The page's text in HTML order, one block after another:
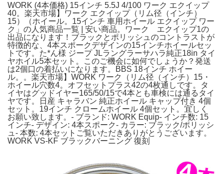
WORK (4本価格) 15インチ 5.5J 4/100 ワーク エクイップ
40。楽天市場】ワーク エクイップ（リム径（インチ）
15）（ホイール。15インチ 車用ホイール エクイップ ワー
ク」の人気商品一覧 | 安い商品。ワーク エクイップ1の
出品になります！ブラックとポリッシュのコントラストが
特徴的な、4本スポークデザインの15インチホイールセッ
トです。た*ん様 ジープ JLラングラーサハラ純正18in タイ
ヤホイル5本セット。このご機会に如何でしょうか？発送
は2個口の着払いになります。BBS 18インチ ホイー
ル。。楽天市場】WORK ワーク（リム径（インチ）15・
ホイール穴数4。オフセットプラス42の4枚通しです。タ
イヤはグッドイヤー165/50/15で4本とも車検には通るタイ
ヤです。日産 キャラバン 純正ホイール キャップ付き 4個
セット。19インチ クロームホイール 4個セット。宜しく
お願い致します。- ブランド: WORK Equip- インチ数: 15
インチ- デザイン: 4本スポーク- カラー: ブラック/ポリッシ
ュ- 本数: 4本セットご覧いただきありがとうございます。
WORK VS-KF ブラックバーニング 復刻